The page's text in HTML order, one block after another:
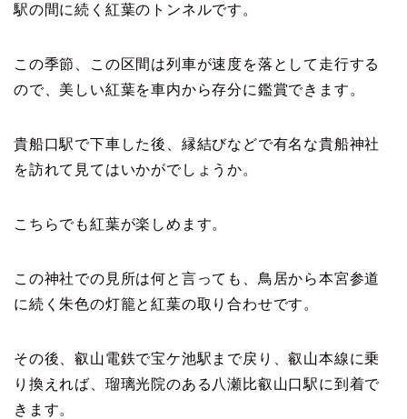
駅の間に続く紅葉のトンネルです。
この季節、この区間は列車が速度を落として走行する
ので、美しい紅葉を車内から存分に鑑賞できます。
貴船口駅で下車した後、縁結びなどで有名な貴船神社
を訪れて見てはいかがでしょうか。
こちらでも紅葉が楽しめます。
この神社での見所は何と言っても、鳥居から本宮参道
に続く朱色の灯籠と紅葉の取り合わせです。
その後、叡山電鉄で宝ケ池駅まで戻り、叡山本線に乗
り換えれば、瑠璃光院のある八瀬比叡山口駅に到着で
きます。